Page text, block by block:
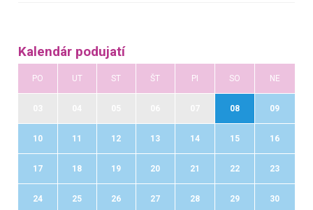
Kalendár podujatí
PO UT ST ŠT PI SO NE
08 09
10 11 12 13 14 15 16
17 18 19 20 21 22 23
24 25 26 27 28 29 30